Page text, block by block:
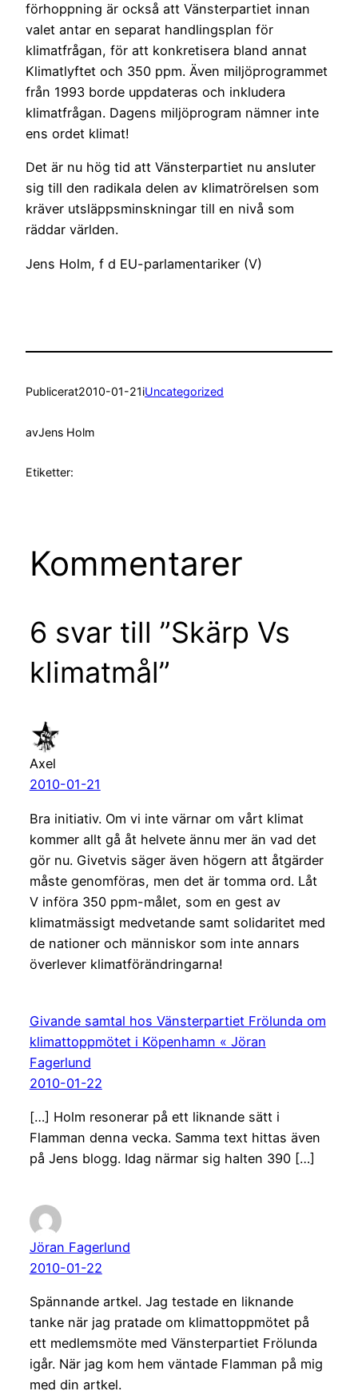
förhoppning är också att Vänsterpartiet innan
valet antar en separat handlingsplan för
klimatfrågan, för att konkretisera bland annat
Klimatlyftet och 350 ppm. Även miljöprogrammet
från 1993 borde uppdateras och inkludera
klimatfrågan. Dagens miljöprogram nämner inte
ens ordet klimat!
Det är nu hög tid att Vänsterpartiet nu ansluter
sig till den radikala delen av klimatrörelsen som
kräver utsläppsminskningar till en nivå som
räddar världen.
Jens Holm, f d EU-parlamentariker (V)
Publicerat2010-01-21iUncategorized
avJens Holm
Etiketter:
Kommentarer
6 svar till ”Skärp Vs
klimatmål”
Axel
2010-01-21
Bra initiativ. Om vi inte värnar om vårt klimat
kommer allt gå åt helvete ännu mer än vad det
gör nu. Givetvis säger även högern att åtgärder
måste genomföras, men det är tomma ord. Låt
V införa 350 ppm-målet, som en gest av
klimatmässigt medvetande samt solidaritet med
de nationer och människor som inte annars
överlever klimatförändringarna!
Givande samtal hos Vänsterpartiet Frölunda om
klimattoppmötet i Köpenhamn « Jöran
Fagerlund
2010-01-22
[…] Holm resonerar på ett liknande sätt i
Flamman denna vecka. Samma text hittas även
på Jens blogg. Idag närmar sig halten 390 […]
Jöran Fagerlund
2010-01-22
Spännande artkel. Jag testade en liknande
tanke när jag pratade om klimattoppmötet på
ett medlemsmöte med Vänsterpartiet Frölunda
igår. När jag kom hem väntade Flamman på mig
med din artkel.